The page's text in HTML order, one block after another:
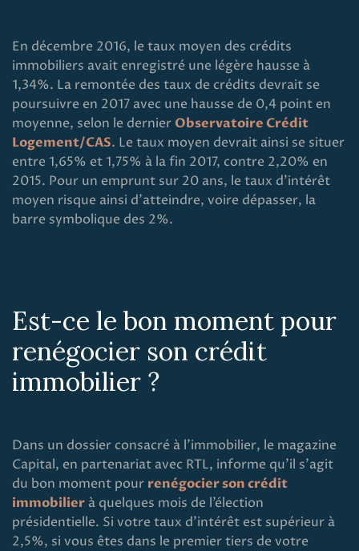
En décembre 2016, le taux moyen des crédits
immobiliers avait enregistré une légère hausse à
1,34%. La remontée des taux de crédits devrait se
poursuivre en 2017 avec une hausse de 0,4 point en
moyenne, selon le dernier Observatoire Crédit
Logement/CAS. Le taux moyen devrait ainsi se situer
entre 1,65% et 1,75% à la fin 2017, contre 2,20% en
2015. Pour un emprunt sur 20 ans, le taux d'intérêt
moyen risque ainsi d'atteindre, voire dépasser, la
barre symbolique des 2%.
Est-ce le bon moment pour
renégocier son crédit
immobilier ?
Dans un dossier consacré à l’immobilier, le magazine
Capital, en partenariat avec RTL, informe qu’il s’agit
du bon moment pour renégocier son crédit
immobilier à quelques mois de l’élection
présidentielle. Si votre taux d’intérêt est supérieur à
2,5%, si vous êtes dans le premier tiers de votre